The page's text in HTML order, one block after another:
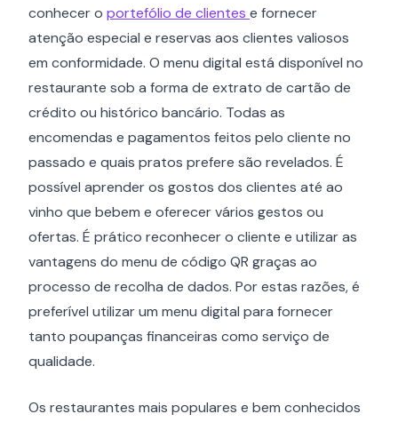
conhecer o portefólio de clientes e fornecer
atenção especial e reservas aos clientes valiosos
em conformidade. O menu digital está disponível no
restaurante sob a forma de extrato de cartão de
crédito ou histórico bancário. Todas as
encomendas e pagamentos feitos pelo cliente no
passado e quais pratos prefere são revelados. É
possível aprender os gostos dos clientes até ao
vinho que bebem e oferecer vários gestos ou
ofertas. É prático reconhecer o cliente e utilizar as
vantagens do menu de código QR graças ao
processo de recolha de dados. Por estas razões, é
preferível utilizar um menu digital para fornecer
tanto poupanças financeiras como serviço de
qualidade.
Os restaurantes mais populares e bem conhecidos